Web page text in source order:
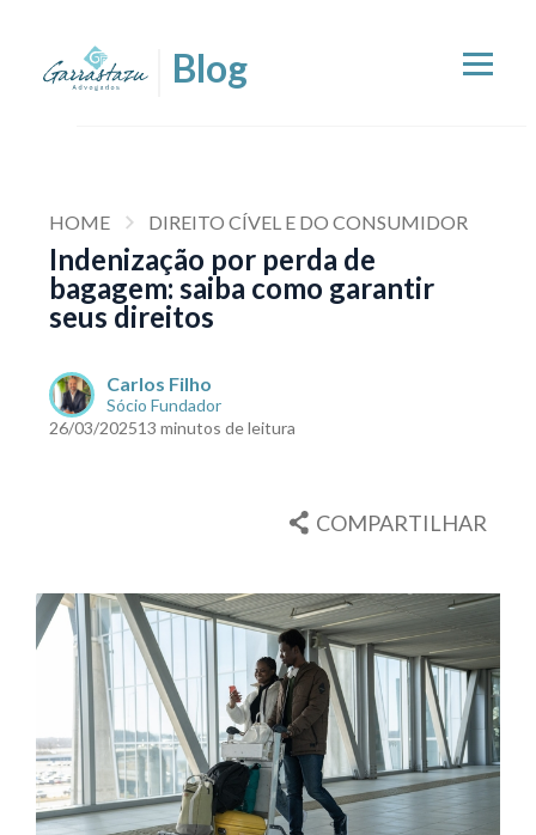
HOME DIREITO CÍVEL E DO CONSUMIDOR
Indenização por perda de
bagagem: saiba como garantir
seus direitos
Carlos Filho
Sócio Fundador
26/03/202513 minutos de leitura
COMPARTILHAR